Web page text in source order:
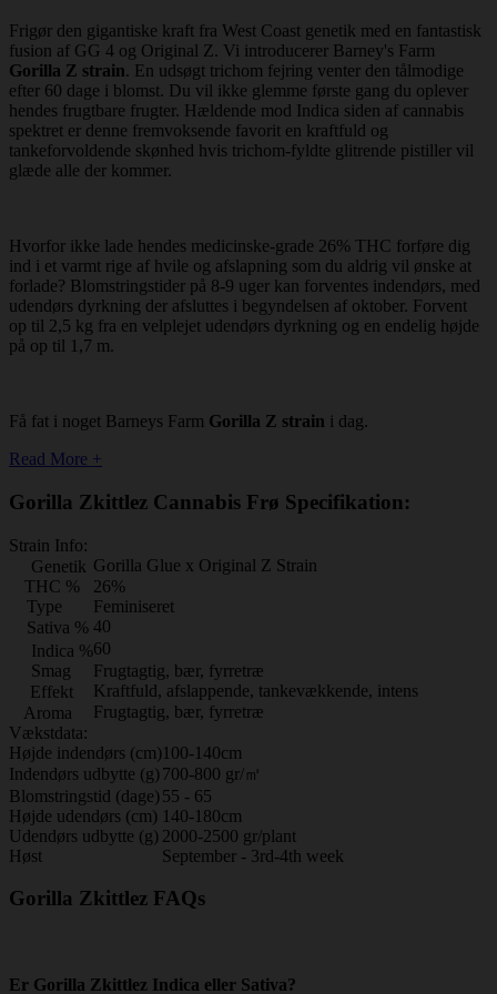
Frigør den gigantiske kraft fra West Coast genetik med en fantastisk
fusion af GG 4 og Original Z. Vi introducerer Barney's Farm
Gorilla Z strain. En udsøgt trichom fejring venter den tålmodige
efter 60 dage i blomst. Du vil ikke glemme første gang du oplever
hendes frugtbare frugter. Hældende mod Indica siden af cannabis
spektret er denne fremvoksende favorit en kraftfuld og
tankeforvoldende skønhed hvis trichom-fyldte glitrende pistiller vil
glæde alle der kommer.
Hvorfor ikke lade hendes medicinske-grade 26% THC forføre dig
ind i et varmt rige af hvile og afslapning som du aldrig vil ønske at
forlade? Blomstringstider på 8-9 uger kan forventes indendørs, med
udendørs dyrkning der afsluttes i begyndelsen af oktober. Forvent
op til 2,5 kg fra en velplejet udendørs dyrkning og en endelig højde
på op til 1,7 m.
Få fat i noget Barneys Farm Gorilla Z strain i dag.
Read More +
Gorilla Zkittlez Cannabis Frø Specifikation:
Strain Info:
Genetik Gorilla Glue x Original Z Strain
THC %
26%
Type
Feminiseret
Sativa % 40
Indica %60
Smag
Frugtagtig, bær, fyrretræ
Effekt
Kraftfuld, afslappende, tankevækkende, intens
Aroma
Frugtagtig, bær, fyrretræ
Vækstdata:
Højde indendørs (cm) 100-140cm
Indendørs udbytte (g) 700-800 gr/㎡
Blomstringstid (dage) 55 - 65
Højde udendørs (cm) 140-180cm
Udendørs udbytte (g) 2000-2500 gr/plant
Høst
September - 3rd-4th week
Gorilla Zkittlez FAQs
Er Gorilla Zkittlez Indica eller Sativa?